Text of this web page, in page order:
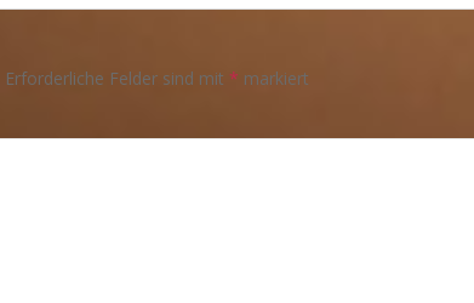
Erforderliche Felder sind mit * markiert